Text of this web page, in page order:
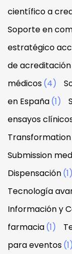
científico a
Soporte en
estratégico
de acreditación
médicos(4)
en España(1)
ensayos
Transformation
Submission
Dispensación(1)
Tecnología
Información y
farmacia(1)
para eventos(1)